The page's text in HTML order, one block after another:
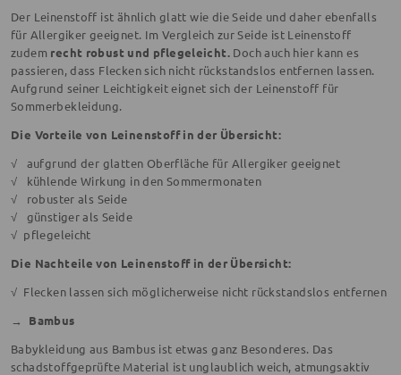
Der Leinenstoff ist ähnlich glatt wie die Seide und daher ebenfalls
für Allergiker geeignet. Im Vergleich zur Seide ist Leinenstoff
zudem recht robust und pflegeleicht. Doch auch hier kann es
passieren, dass Flecken sich nicht rückstandslos entfernen lassen.
Aufgrund seiner Leichtigkeit eignet sich der Leinenstoff für
Sommerbekleidung.
Die Vorteile von Leinenstoff in der Übersicht:
√ aufgrund der glatten Oberfläche für Allergiker geeignet
√ kühlende Wirkung in den Sommermonaten
√ robuster als Seide
√ günstiger als Seide
√ pflegeleicht
Die Nachteile von Leinenstoff in der Übersicht:
√ Flecken lassen sich möglicherweise nicht rückstandslos entfernen
→ Bambus
Babykleidung aus Bambus ist etwas ganz Besonderes. Das
schadstoffgeprüfte Material ist unglaublich weich, atmungsaktiv